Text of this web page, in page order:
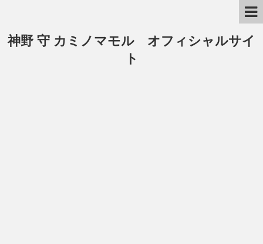
神野 守 カミノマモル オフィシャルサイ
ト